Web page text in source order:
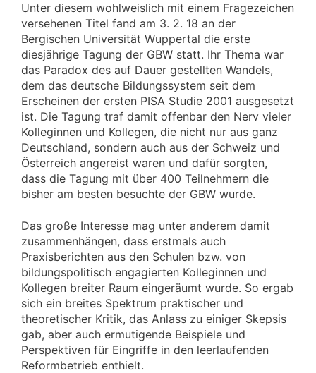
Unter diesem wohlweislich mit einem Fragezeichen
versehenen Titel fand am 3. 2. 18 an der
Bergischen Universität Wuppertal die erste
diesjährige Tagung der GBW statt. Ihr Thema war
das Paradox des auf Dauer gestellten Wandels,
dem das deutsche Bildungssystem seit dem
Erscheinen der ersten PISA Studie 2001 ausgesetzt
ist. Die Tagung traf damit offenbar den Nerv vieler
Kolleginnen und Kollegen, die nicht nur aus ganz
Deutschland, sondern auch aus der Schweiz und
Österreich angereist waren und dafür sorgten,
dass die Tagung mit über 400 Teilnehmern die
bisher am besten besuchte der GBW wurde.
Das große Interesse mag unter anderem damit
zusammenhängen, dass erstmals auch
Praxisberichten aus den Schulen bzw. von
bildungspolitisch engagierten Kolleginnen und
Kollegen breiter Raum eingeräumt wurde. So ergab
sich ein breites Spektrum praktischer und
theoretischer Kritik, das Anlass zu einiger Skepsis
gab, aber auch ermutigende Beispiele und
Perspektiven für Eingriffe in den leerlaufenden
Reformbetrieb enthielt.